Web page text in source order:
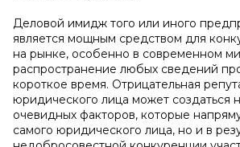
Деловой имидж того или иного
является мощным средством для
на рынке, особенно в современном
распространение любых сведений
короткое время. Отрицательная
юридического лица может создаться
очевидных факторов, которые
самого юридического лица, но и в